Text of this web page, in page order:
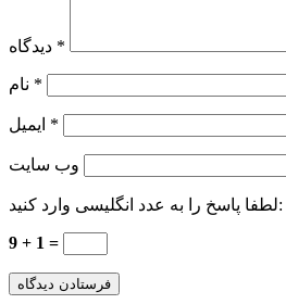
*
*
*
وب‌ سایت
لطفا پاسخ را به عدد انگلیسی وارد کنید:
9 + 1 =